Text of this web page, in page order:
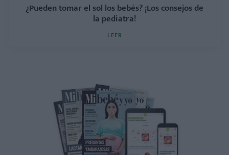
¿Pueden tomar el sol los bebés? ¡Los consejos de
la pediatra!
LEER